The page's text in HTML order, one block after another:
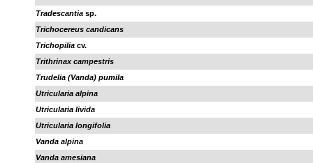
Tradescantia sp.
Trichocereus candicans
Trichopilia cv.
Trithrinax campestris
Trudelia (Vanda) pumila
Utricularia alpina
Utricularia livida
Utricularia longifolia
Vanda alpina
Vanda amesiana